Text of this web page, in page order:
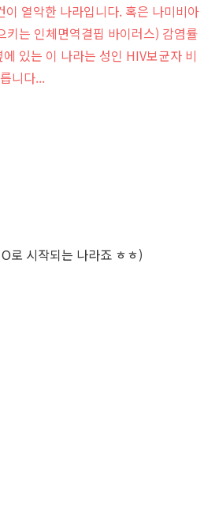
이 열악한 나라입니다. 혹은 나미비아
키는 인체면역결핍 바이러스) 감염률
있는 이 나라는 성인 HIV보균자 비
니다...
로 시작되는 나라죠 ㅎㅎ)